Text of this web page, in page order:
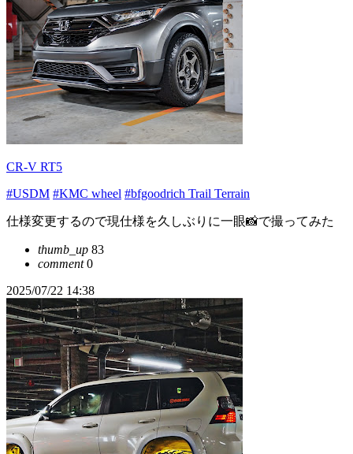
CR-V RT5
#USDM #KMC wheel #bfgoodrich Trail Terrain
仕様変更するので現仕様を久しぶりに一眼📸で撮ってみた
thumb_up 83
comment0
2025/07/22 14:38